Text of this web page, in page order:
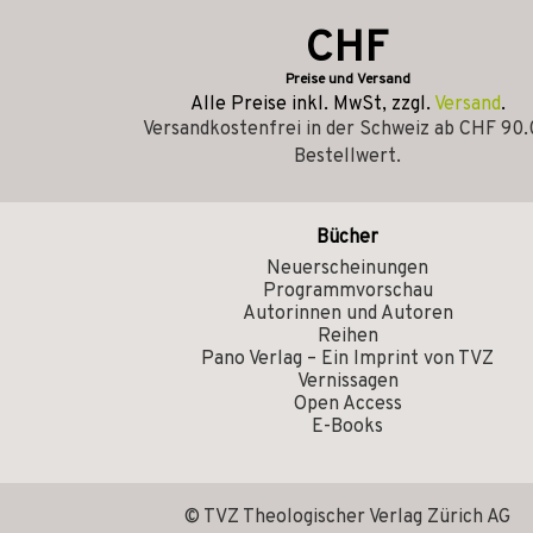
CHF
Preise und Versand
Alle Preise inkl. MwSt, zzgl. Versand.
Versandkostenfrei in der Schweiz ab CHF
Bestellwert.
Bücher
Neuerscheinungen
Programmvorschau
Autorinnen und Autoren
Reihen
Pano Verlag – Ein Imprint von TVZ
Vernissagen
Open Access
E-Books
© TVZ Theologischer Verlag Zürich AG